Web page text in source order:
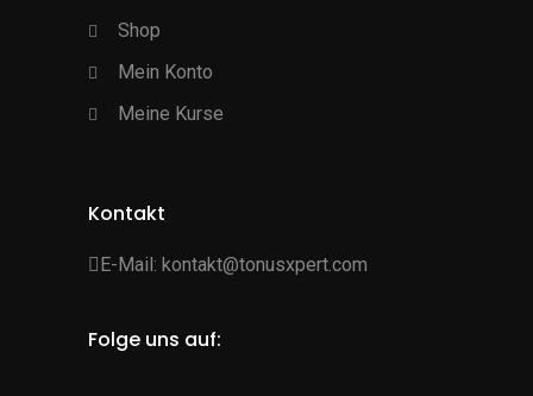
Shop
Mein Konto
Meine Kurse
Kontakt
E-Mail: kontakt@tonusxpert.com
Folge uns auf: